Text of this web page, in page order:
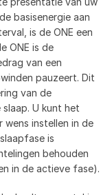
basisenergie aan
is de ONE een
ONE is de
van een
pauzeert. Dit
van de
U kunt het
wens instellen in de
is
behouden
in de actieve fase).